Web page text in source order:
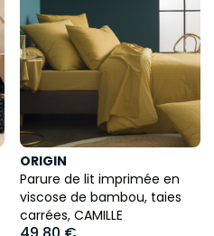
ORIGIN
Parure de lit imprimée en
viscose de bambou, taies
carrées, CAMILLE